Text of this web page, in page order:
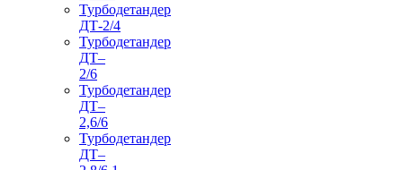
Турбодетандер
ДТ-2/4
Турбодетандер
ДТ–
2/6
Турбодетандер
ДТ–
2,6/6
Турбодетандер
ДТ–